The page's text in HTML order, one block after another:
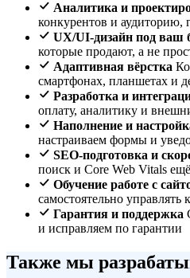
Аналитика и
конкурентов и аудиторию,
UX/UI-дизайн под ваш
которые продают, а не
Адаптивная вёрстка
смартфонах, планшетах и
Разработка и
оплату, аналитику и
Наполнение и
настраиваем формы и
SEO-подготовка и
поиск и Core Web Vitals
Обучение работе с
самостоятельно управлять
Гарантия и поддержка
и исправляем по гарантии
Также мы